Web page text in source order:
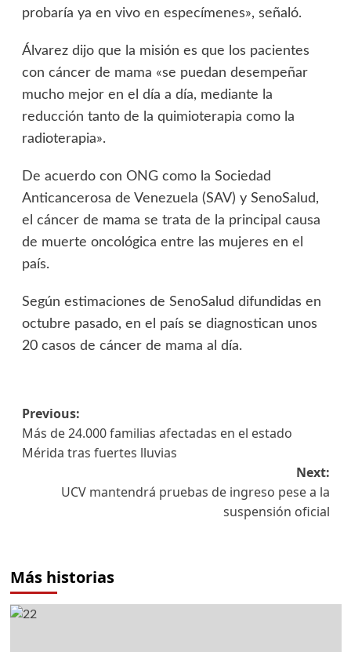
probaría ya en vivo en especímenes», señaló.
Álvarez dijo que la misión es que los pacientes
con cáncer de mama «se puedan desempeñar
mucho mejor en el día a día, mediante la
reducción tanto de la quimioterapia como la
radioterapia».
De acuerdo con ONG como la Sociedad
Anticancerosa de Venezuela (SAV) y SenoSalud,
el cáncer de mama se trata de la principal causa
de muerte oncológica entre las mujeres en el
país.
Según estimaciones de SenoSalud difundidas en
octubre pasado, en el país se diagnostican unos
20 casos de cáncer de mama al día.
Previous:
Más de 24.000 familias afectadas en el estado
Mérida tras fuertes lluvias
Next:
UCV mantendrá pruebas de ingreso pese a la
suspensión oficial
Más historias